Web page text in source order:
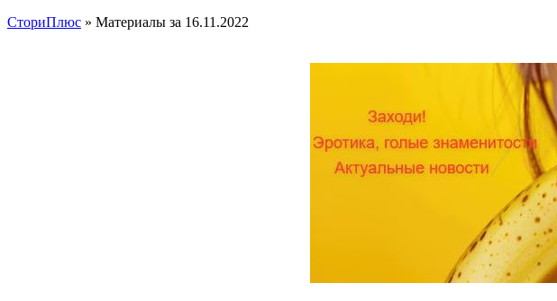
СториПлюс » Материалы за 16.11.2022